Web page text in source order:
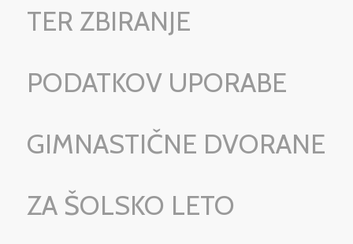
TER ZBIRANJE
PODATKOV UPORABE
GIMNASTIČNE DVORANE
ZA ŠOLSKO LETO